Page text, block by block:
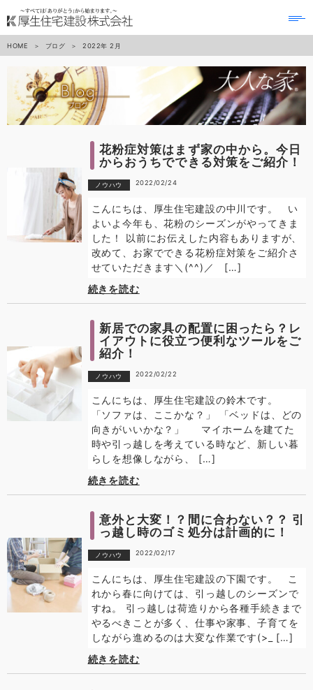
HOME ブログ 2022年 2月
花粉症対策はまず家の中から。今日
からおうちでできる対策をご紹介！
ノウハウ 2022/02/24
こんにちは、厚生住宅建設の中川です。 い
よいよ今年も、花粉のシーズンがやってきま
した！ 以前にお伝えした内容もありますが、
改めて、お家でできる花粉症対策をご紹介さ
せていただきます＼(^^)／ […]
続きを読む
新居での家具の配置に困ったら？レ
イアウトに役立つ便利なツールをご
紹介！
ノウハウ 2022/02/22
こんにちは、厚生住宅建設の鈴木です。
「ソファは、ここかな？」 「ベッドは、どの
向きがいいかな？」 マイホームを建てた
時や引っ越しを考えている時など、新しい暮
らしを想像しながら、 […]
続きを読む
意外と大変！？間に合わない？？ 引
っ越し時のゴミ処分は計画的に！
ノウハウ 2022/02/17
こんにちは、厚生住宅建設の下園です。 こ
れから春に向けては、引っ越しのシーズンで
すね。 引っ越しは荷造りから各種手続きまで
やるべきことが多く、仕事や家事、子育てを
しながら進めるのは大変な作業です(>_ […]
続きを読む